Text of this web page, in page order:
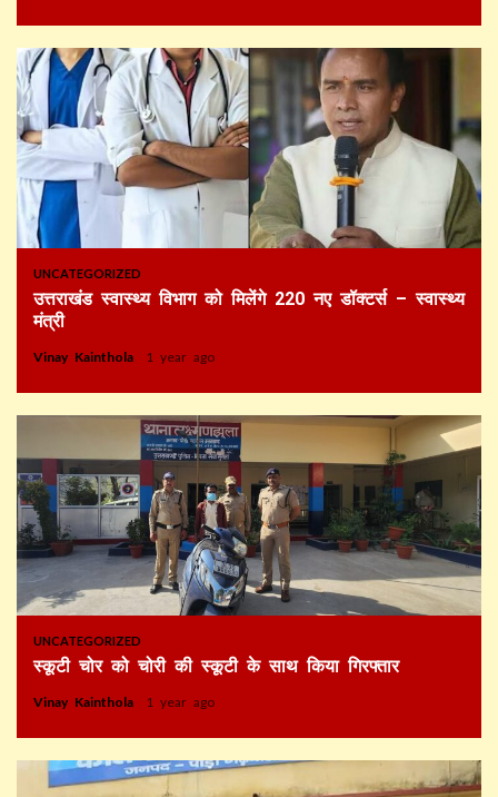
UNCATEGORIZED
उत्तराखंड स्वास्थ्य विभाग को मिलेंगे 220 नए डॉक्टर्स – स्वास्थ्य
मंत्री
Vinay Kainthola 1 year ago
UNCATEGORIZED
स्कूटी चोर को चोरी की स्कूटी के साथ किया गिरफ्तार
Vinay Kainthola 1 year ago